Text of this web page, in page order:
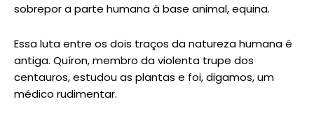
sobrepor a parte humana à base animal, equina.
Essa luta entre os dois traços da natureza humana é
antiga. Quíron, membro da violenta trupe dos
centauros, estudou as plantas e foi, digamos, um
médico rudimentar.